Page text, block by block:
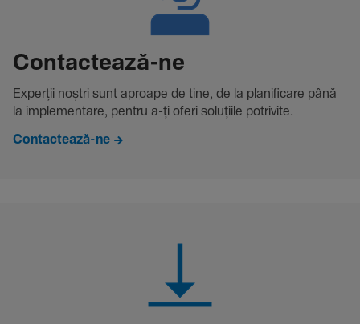
Contac­tează-ne
Experții noștri sunt aproape de tine, de la plani­fi­care până
la imple­men­tare, pentru a-ți oferi solu­țiile potri­vite.
Contactează-ne